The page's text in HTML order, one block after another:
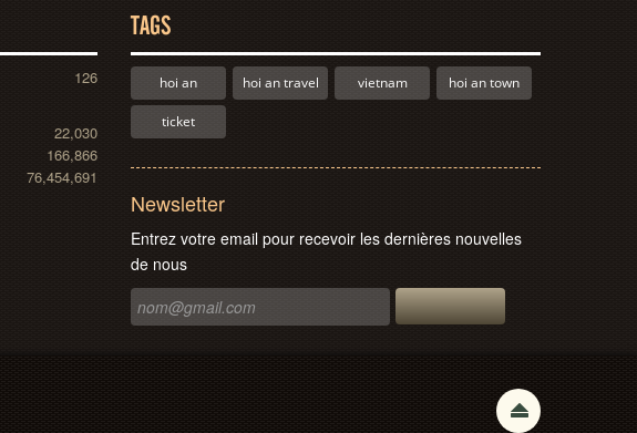
126
22,030
166,866
76,454,691
TAGS
hoi an hoi an travel vietnam hoi an town
ticket
Newsletter
Entrez votre email pour recevoir les dernières nouvelles
de nous